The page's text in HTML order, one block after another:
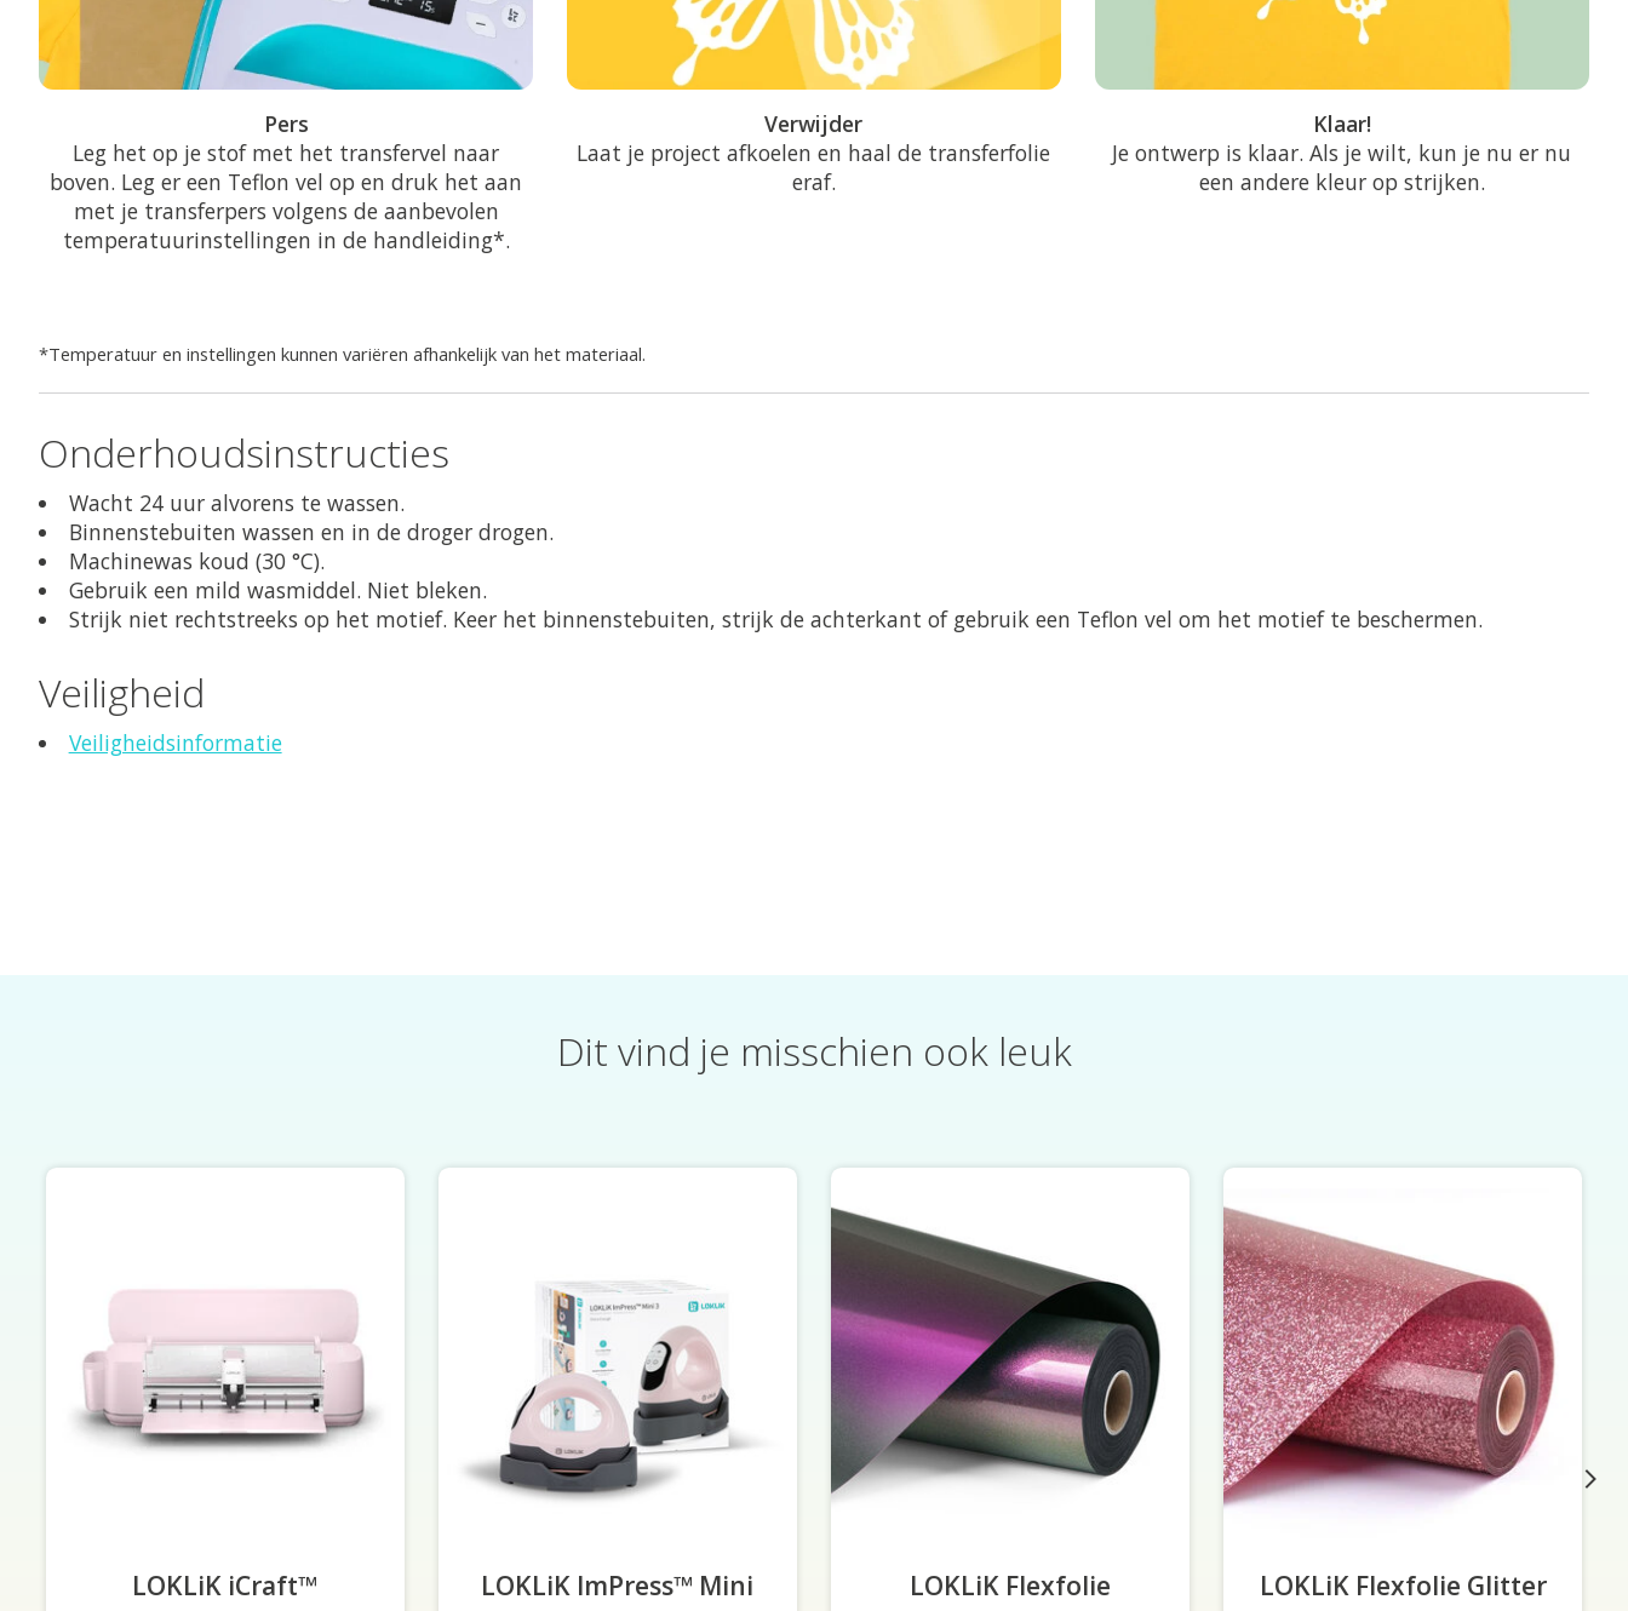
Pers
Leg het op je stof met het transfervel naar
boven. Leg er een Teflon vel op en druk het aan
met je transferpers volgens de aanbevolen
temperatuurinstellingen in de handleiding*.
Verwijder
Laat je project afkoelen en haal de transferfolie
eraf.
Klaar!
Je ontwerp is klaar. Als je wilt, kun je nu er nu
een andere kleur op strijken.
*Temperatuur en instellingen kunnen variëren afhankelijk van het materiaal.
Onderhoudsinstructies
Wacht 24 uur alvorens te wassen.
Binnenstebuiten wassen en in de droger drogen.
Machinewas koud (30 °C).
Gebruik een mild wasmiddel. Niet bleken.
Strijk niet rechtstreeks op het motief. Keer het binnenstebuiten, strijk de achterkant of gebruik een Teflon vel om het motief te beschermen.
Veiligheid
Veiligheidsinformatie
Dit vind je misschien ook leuk
LOKLiK iCraft™
LOKLiK ImPress™ Mini
LOKLiK Flexfolie
LOKLiK Flexfolie Glitter-